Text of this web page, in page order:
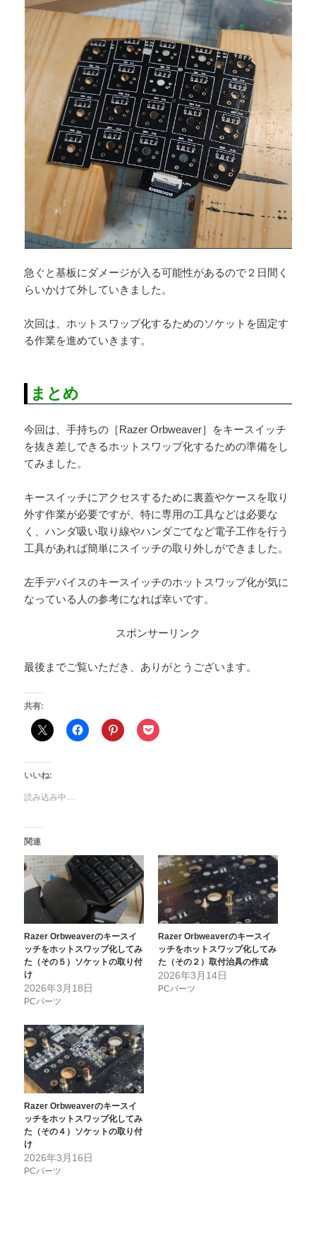
急ぐと基板にダメージが入る可能性があるので２日間く
らいかけて外していきました。
次回は、ホットスワップ化するためのソケットを固定す
る作業を進めていきます。
まとめ
今回は、手持ちの［Razer Orbweaver］をキースイッチ
を抜き差しできるホットスワップ化するための準備をし
てみました。
キースイッチにアクセスするために裏蓋やケースを取り
外す作業が必要ですが、特に専用の工具などは必要な
く、ハンダ吸い取り線やハンダごてなど電子工作を行う
工具があれば簡単にスイッチの取り外しができました。
左手デバイスのキースイッチのホットスワップ化が気に
なっている人の参考になれば幸いです。
スポンサーリンク
最後までご覧いただき、ありがとうございます。
共有:
いいね:
読み込み中…
関連
Razer Orbweaverのキースイ
ッチをホットスワップ化してみ
た（その５）ソケットの取り付
け
2026年3月18日
PCパーツ
Razer Orbweaverのキースイ
ッチをホットスワップ化してみ
た（その２）取付治具の作成
2026年3月14日
PCパーツ
Razer Orbweaverのキースイ
ッチをホットスワップ化してみ
た（その４）ソケットの取り付
け
2026年3月16日
PCパーツ